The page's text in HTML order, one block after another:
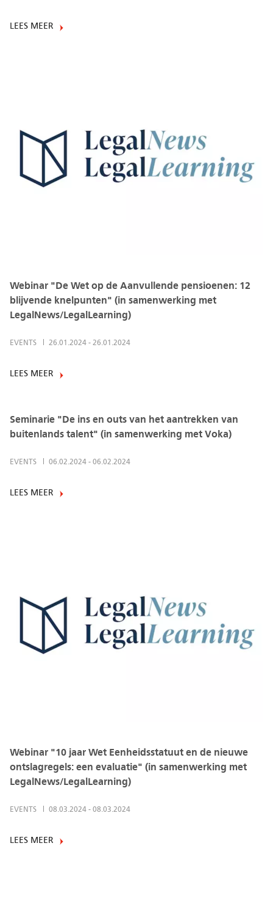
LEES MEER
Webinar "De Wet op de Aanvullende pensioenen: 12
blijvende knelpunten" (in samenwerking met
LegalNews/LegalLearning)
EVENTS 26.01.2024 - 26.01.2024
LEES MEER
Seminarie "De ins en outs van het aantrekken van
buitenlands talent" (in samenwerking met Voka)
EVENTS 06.02.2024 - 06.02.2024
LEES MEER
Webinar "10 jaar Wet Eenheidsstatuut en de nieuwe
ontslagregels: een evaluatie" (in samenwerking met
LegalNews/LegalLearning)
EVENTS 08.03.2024 - 08.03.2024
LEES MEER